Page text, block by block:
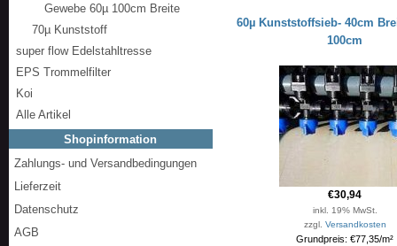
60µ Kunststoffsieb- 40cm
100cm
€30,94
inkl. 19% MwSt.
zzgl. Versandkosten
Grundpreis: €77,35/m²
Gewebe 60µ 100cm Breite
70µ Kunststoff
super flow Edelstahltresse
EPS Trommelfilter
Koi
Alle Artikel
Shopinformation
Zahlungs- und Versandbedingungen
Lieferzeit
Datenschutz
AGB